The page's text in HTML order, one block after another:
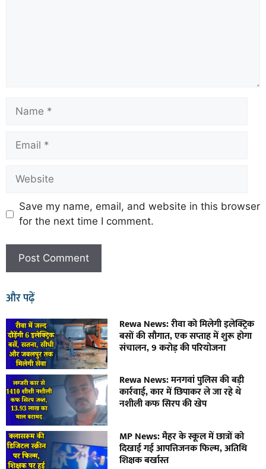
Save my name, email, and website in this browser
for the next time I comment.
और पढ़ें
Rewa News: रीवा को मिलेगी इलेक्ट्रिक
बसों की सौगात, एक सप्ताह में शुरू होगा
संचालन, 9 करोड़ की परियोजना
Rewa News: मनगवां पुलिस की बड़ी
कार्रवाई, कार में छिपाकर ले जा रहे थे
नशीली कफ सिरप की खेप
MP News: मैहर के स्कूल में छात्रों को
दिखाई गई आपत्तिजनक फिल्म, अतिथि
शिक्षक बर्खास्त